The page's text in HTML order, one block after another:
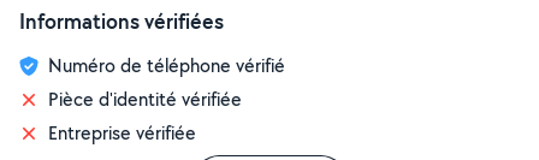
Informations vérifiées
Numéro de téléphone vérifié
Pièce d'identité vérifiée
Entreprise vérifiée